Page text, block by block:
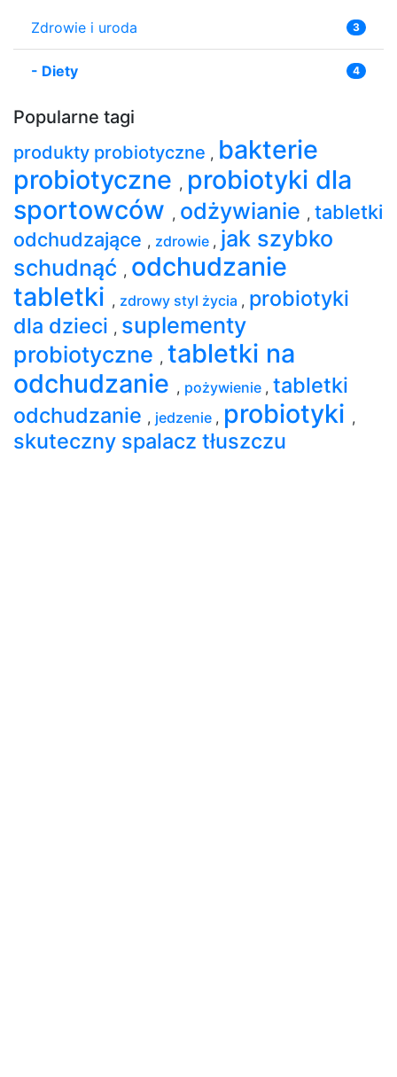
Zdrowie i uroda 3
- Diety 4
Popularne tagi
produkty probiotyczne , bakterie
probiotyczne , probiotyki dla
sportowców , odżywianie , tabletki
odchudzające , zdrowie , jak szybko
schudnąć , odchudzanie
tabletki , zdrowy styl życia , probiotyki
dla dzieci , suplementy
probiotyczne , tabletki na
odchudzanie , pożywienie , tabletki
odchudzanie , jedzenie , probiotyki ,
skuteczny spalacz tłuszczu